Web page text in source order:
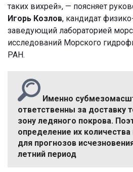
таких вихрей», — поясняет
Игорь Козлов, кандидат
заведующий лабораторией
исследований Морского
РАН.
Именно
ответственны за доставку
зону ледяного покрова.
определение их
для прогнозов
летний период